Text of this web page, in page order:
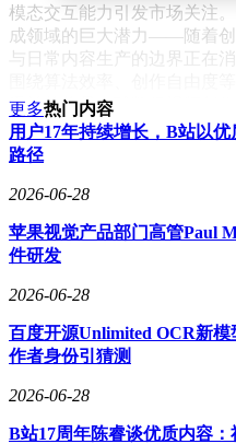
模态交互能力引发市场关注
成领域的巨大潜力——随着
与日常内容生产的边界正在
受益的将是全球数亿视频创作
更多热门内容
用户17年持续增长，B站以
路径
2026-06-28
苹果视觉产品部门高管Paul
件研发
2026-06-28
百度开源Unlimited OCR新模
作者身份引猜测
2026-06-28
B站17周年陈睿谈优质内容